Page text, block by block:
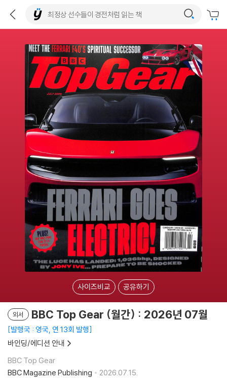
사이즈비교 공유하기
외서 BBC Top Gear (월간) : 2026년 07월
발행국 : 영국, 연 13회 발행
바인딩/에디션 안내
BBC Top Gear
BBC Magazine Publishing
2026.07.15.